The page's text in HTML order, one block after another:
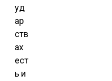
уд
ар
ств
ах
ест
ь и